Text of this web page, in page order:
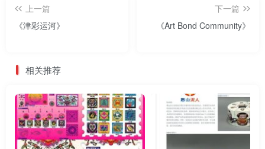
上一篇
《津彩运河》
下一篇
《Art Bond Community》
相关推荐